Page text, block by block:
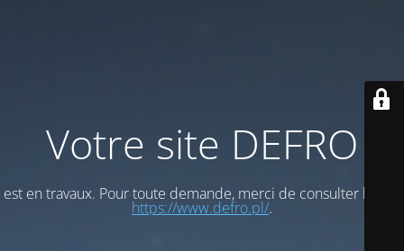
Votre site DEFRO
est en travaux. Pour toute demande, merci de consulter le site
https://www.defro.pl/.